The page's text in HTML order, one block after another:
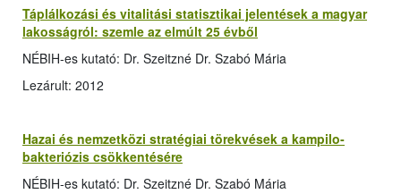
Táplálkozási és vitalitási statisztikai jelentések a magyar
lakosságról: szemle az elmúlt 25 évből
NÉBIH-es kutató: Dr. Szeitzné Dr. Szabó Mária
Lezárult: 2012
Hazai és nemzetközi stratégiai törekvések a kampilo­
bakteriózis csökkentésére
NÉBIH-es kutató: Dr. Szeitzné Dr. Szabó Mária